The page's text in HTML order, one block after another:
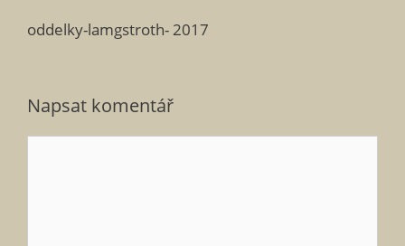
oddelky-lamgstroth- 2017
Napsat komentář